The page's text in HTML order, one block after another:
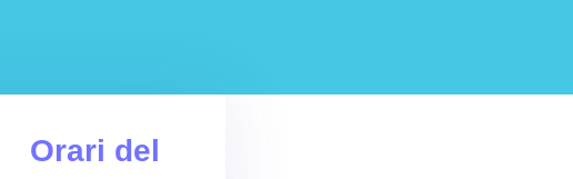
Orari del